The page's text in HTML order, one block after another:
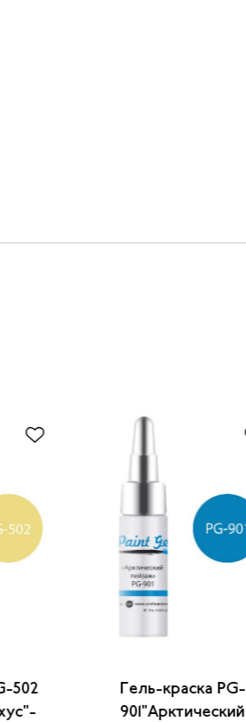
502
Гель-краска PG-
901"Арктический